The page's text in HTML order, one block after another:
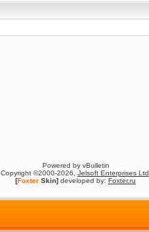
Powered by vBulletin
Copyright ©2000-2026, Jelsoft Enterprises Ltd
[Foxter Skin] developed by: Foxter.ru